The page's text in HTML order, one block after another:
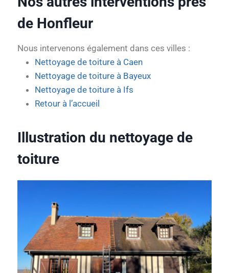
de Honfleur
Nous intervenons également dans ces villes :
Nettoyage de toiture à Caen
Nettoyage de toiture à Bayeux
Nettoyage de toiture à Ifs
Retour à l’accueil
Illustration du nettoyage de
toiture